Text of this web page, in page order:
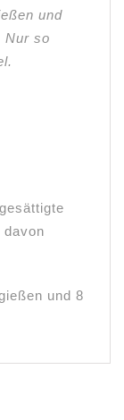
und
Nur so
davon
und 8